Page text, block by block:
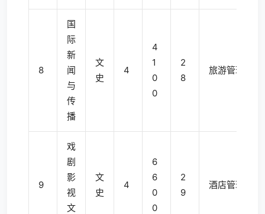
8
国
际
新
闻
与
传
播
文
史
4
4
1
0
0
2
8
旅游管理
9
戏
剧
影
视
文
文
史
4
6
6
0
0
2
9
酒店管理